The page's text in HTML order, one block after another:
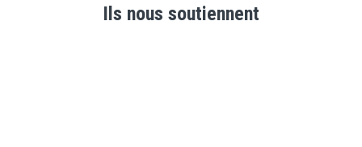
Ils nous soutiennent